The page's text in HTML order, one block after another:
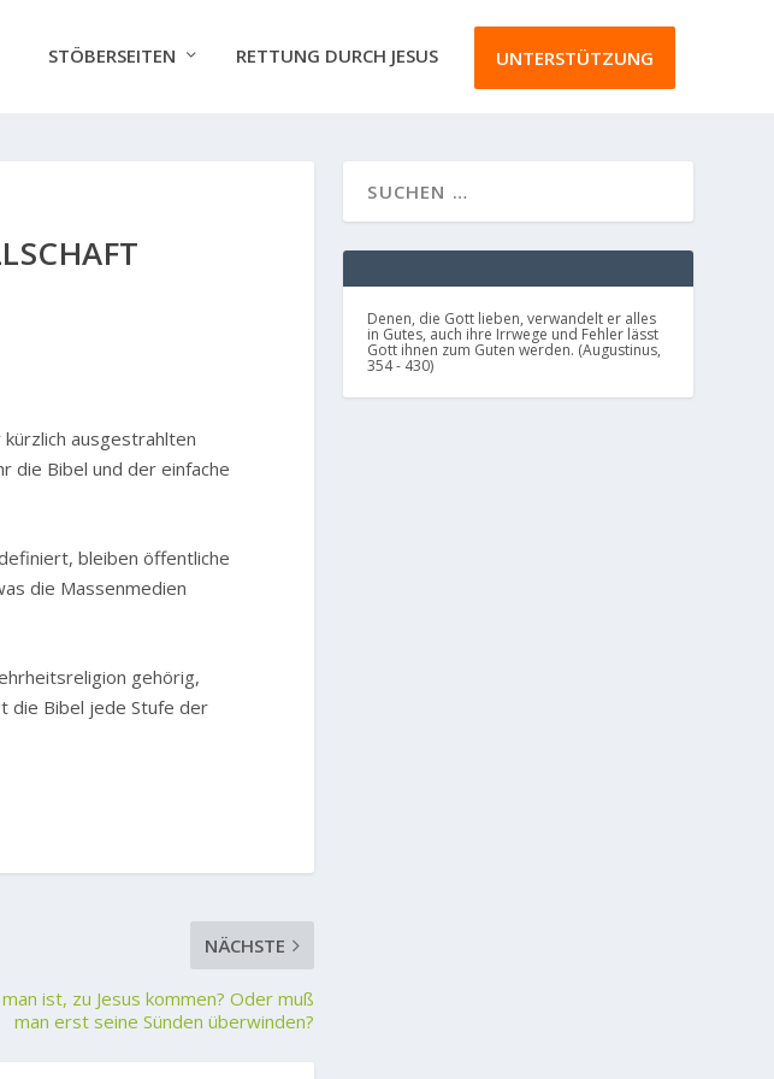
STÖBERSEITEN RETTUNG DURCH JESUS UNTERSTÜTZUNG
kürzlich ausgestrahlten
die Bibel und der einfache
bleiben öffentliche
die Massenmedien
gehörig,
die Bibel jede Stufe der
NÄCHSTE
ist, zu Jesus kommen? Oder muß
man erst seine Sünden überwinden?
Denen, die Gott lieben, verwandelt er alles
in Gutes, auch ihre Irrwege und Fehler lässt
Gott ihnen zum Guten werden. (Augustinus,
354 - 430)